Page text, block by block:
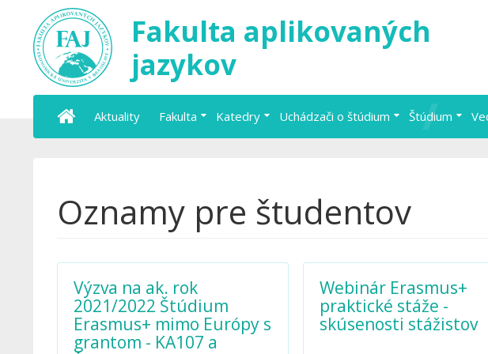
Fakulta aplikovaných
jazykov
Aktuality Fakulta Katedry Uchádzači o štúdium Štúdium
Oznamy pre študentov
Výzva na ak. rok
2021/2022 Štúdium
Erasmus+ mimo Európy s
grantom - KA107 a
Webinár Erasmus+
praktické stáže -
skúsenosti stážistov